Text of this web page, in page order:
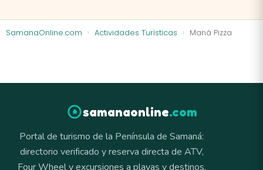
SamanaOnline.com Actividades Turísticas Maná Pizza
samanaonline.com
Portal de turismo de la Península de Samaná:
directorio verificado y reserva directa de ATV,
Four Wheel y excursiones a playas y destinos.